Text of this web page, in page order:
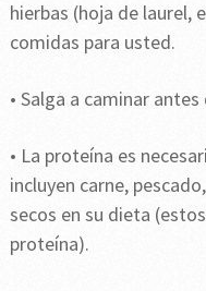
hierbas (hoja de laurel,
comidas para usted.
• Salga a caminar
• La proteína es
incluyen carne,
secos en su dieta
proteína).